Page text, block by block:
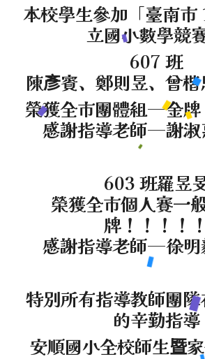
本校學生參加「臺南市
立國小數學競賽
607 班
陳彥賓、鄭則昱、曾
榮獲全市團體組─金牌
感謝指導老師─謝淑
603 班羅昱
榮獲全市個人賽一
牌！！！！！
感謝指導老師─徐明
特別所有指導教師團
的辛勤指導
安順國小全校師生暨